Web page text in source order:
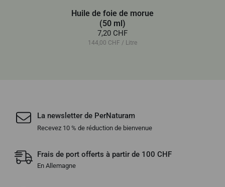
Huile de foie de morue
(50 ml)
7,20 CHF
144,00 CHF / Litre
La newsletter de PerNaturam
Recevez 10 % de réduction de bienvenue
Frais de port offerts à partir de 100 CHF
En Allemagne